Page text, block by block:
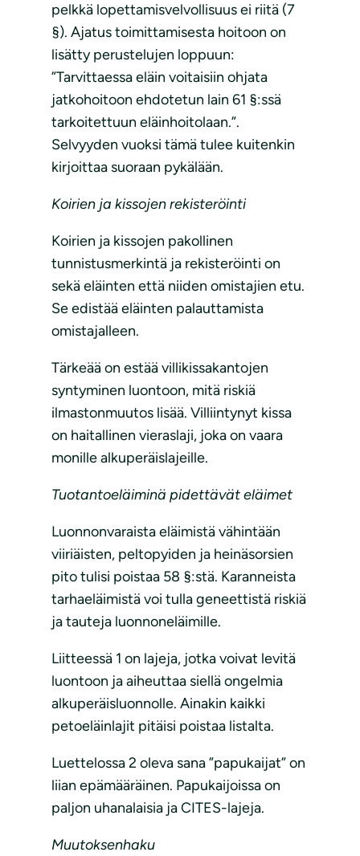
pelkkä lopettamisvelvollisuus ei riitä (7
§). Ajatus toimittamisesta hoitoon on
lisätty perustelujen loppuun:
”Tarvittaessa eläin voitaisiin ohjata
jatkohoitoon ehdotetun lain 61 §:ssä
tarkoitettuun eläinhoitolaan.”.
Selvyyden vuoksi tämä tulee kuitenkin
kirjoittaa suoraan pykälään.
Koirien ja kissojen rekisteröinti
Koirien ja kissojen pakollinen
tunnistusmerkintä ja rekisteröinti on
sekä eläinten että niiden omistajien etu.
Se edistää eläinten palauttamista
omistajalleen.
Tärkeää on estää villikissakantojen
syntyminen luontoon, mitä riskiä
ilmastonmuutos lisää. Villiintynyt kissa
on haitallinen vieraslaji, joka on vaara
monille alkuperäislajeille.
Tuotantoeläiminä pidettävät eläimet
Luonnonvaraista eläimistä vähintään
viiriäisten, peltopyiden ja heinäsorsien
pito tulisi poistaa 58 §:stä. Karanneista
tarhaeläimistä voi tulla geneettistä riskiä
ja tauteja luonnoneläimille.
Liitteessä 1 on lajeja, jotka voivat levitä
luontoon ja aiheuttaa siellä ongelmia
alkuperäisluonnolle. Ainakin kaikki
petoeläinlajit pitäisi poistaa listalta.
Luettelossa 2 oleva sana ”papukaijat” on
liian epämääräinen. Papukaijoissa on
paljon uhanalaisia ja CITES-lajeja.
Muutoksenhaku